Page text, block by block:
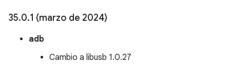
35.0.1 (marzo de 2024)
adb
Cambio a libusb 1.0.27